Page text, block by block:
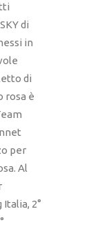
di
in
di
rosa è
per
Al
2°